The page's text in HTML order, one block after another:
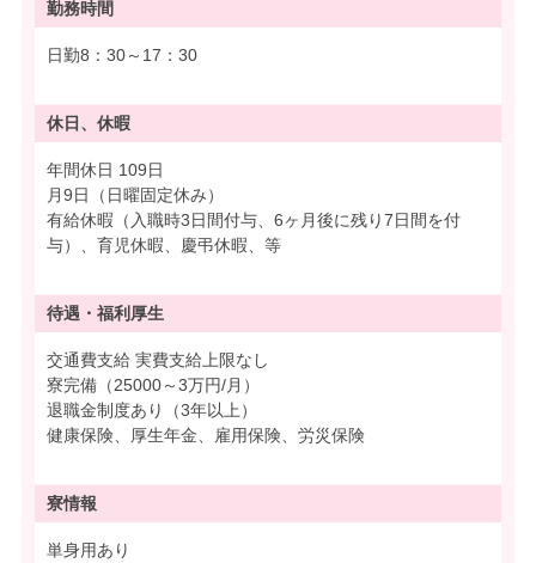
勤務時間
日勤8：30～17：30
休日、休暇
年間休日 109日
月9日（日曜固定休み）
有給休暇（入職時3日間付与、6ヶ月後に残り7日間を付
与）、育児休暇、慶弔休暇、等
待遇・ 福利厚生
交通費支給 実費支給上限なし
寮完備（25000～3万円/月）
退職金制度あり（3年以上）
健康保険、厚生年金、雇用保険、労災保険
寮情報
単身用あり